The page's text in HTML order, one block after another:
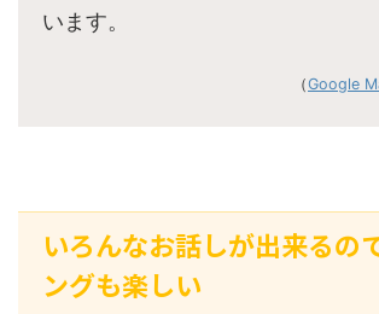
います。
（Google
いろんなお話しが出来るの
ングも楽しい